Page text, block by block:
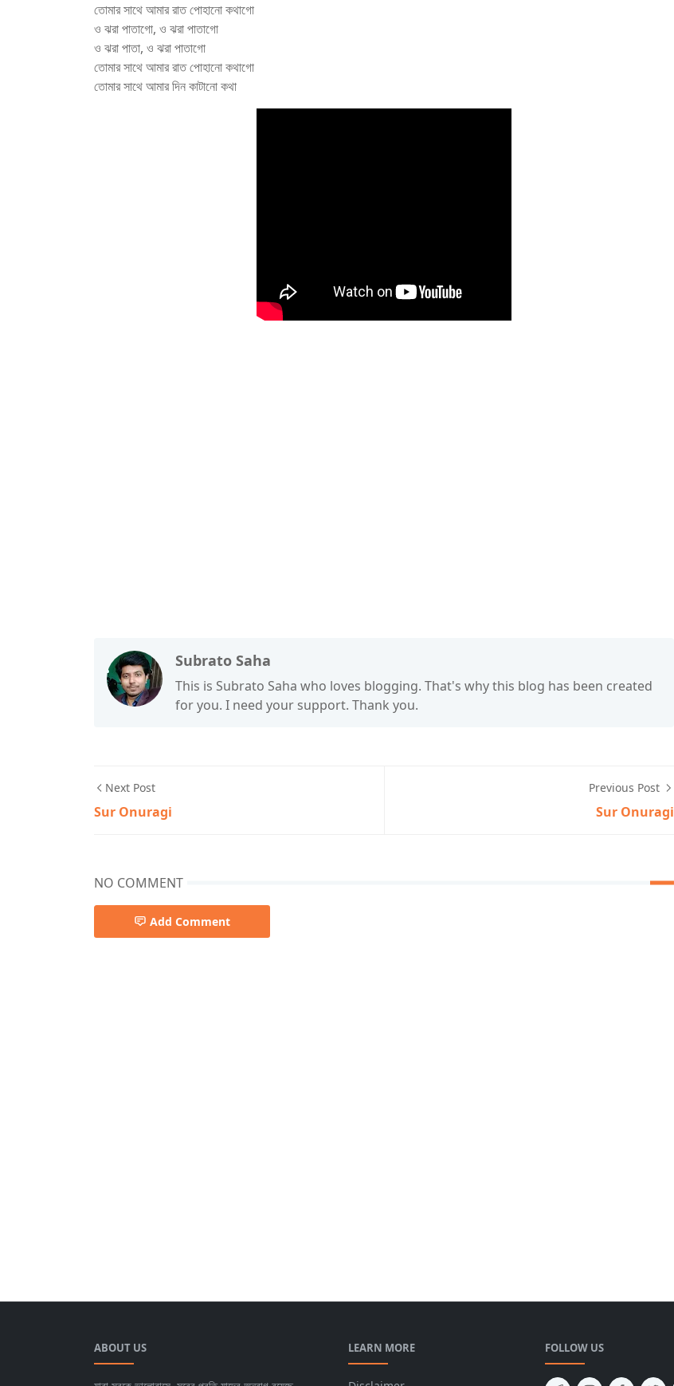
তোমার সাথে আমার রাত পোহানো কথাগো
ও ঝরা পাতাগো, ও ঝরা পাতাগো
ও ঝরা পাতা, ও ঝরা পাতাগো
তোমার সাথে আমার রাত পোহানো কথাগো
তোমার সাথে আমার দিন কাটানো কথা
Subrato Saha
This is Subrato Saha who loves blogging. That's why this blog has been created
for you. I need your support. Thank you.
Next Post
Sur Onuragi
Previous Post
Sur Onuragi
NO COMMENT
Add Comment
ABOUT US LEARN MORE FOLLOW US